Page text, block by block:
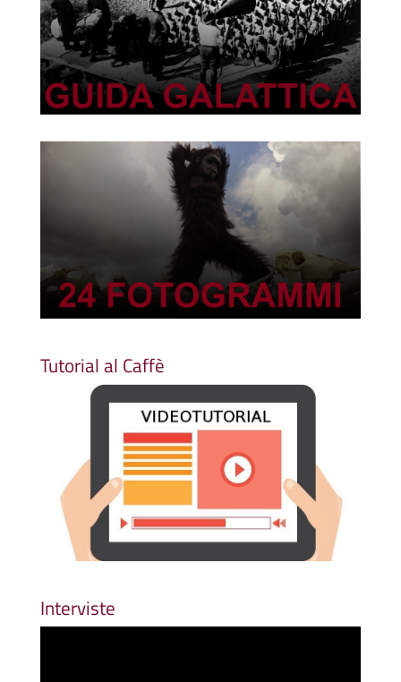
Tutorial al Caffè
Interviste